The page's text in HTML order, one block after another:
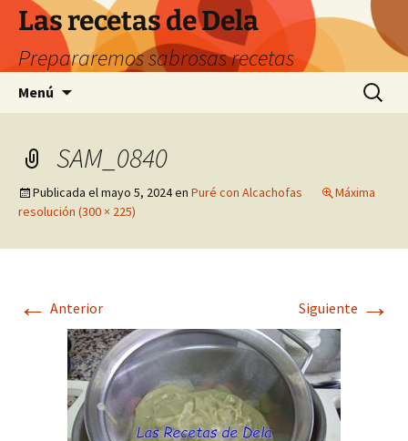
Saltar
contenido
Las recetas de Dela
Prepararemos sabrosas recetas
Menú Buscar:
SAM_0840
Publicada elmayo 5, 2024en Puré con Alcachofas
Máxima
resolución (300 × 225)
← Anterior Siguiente →